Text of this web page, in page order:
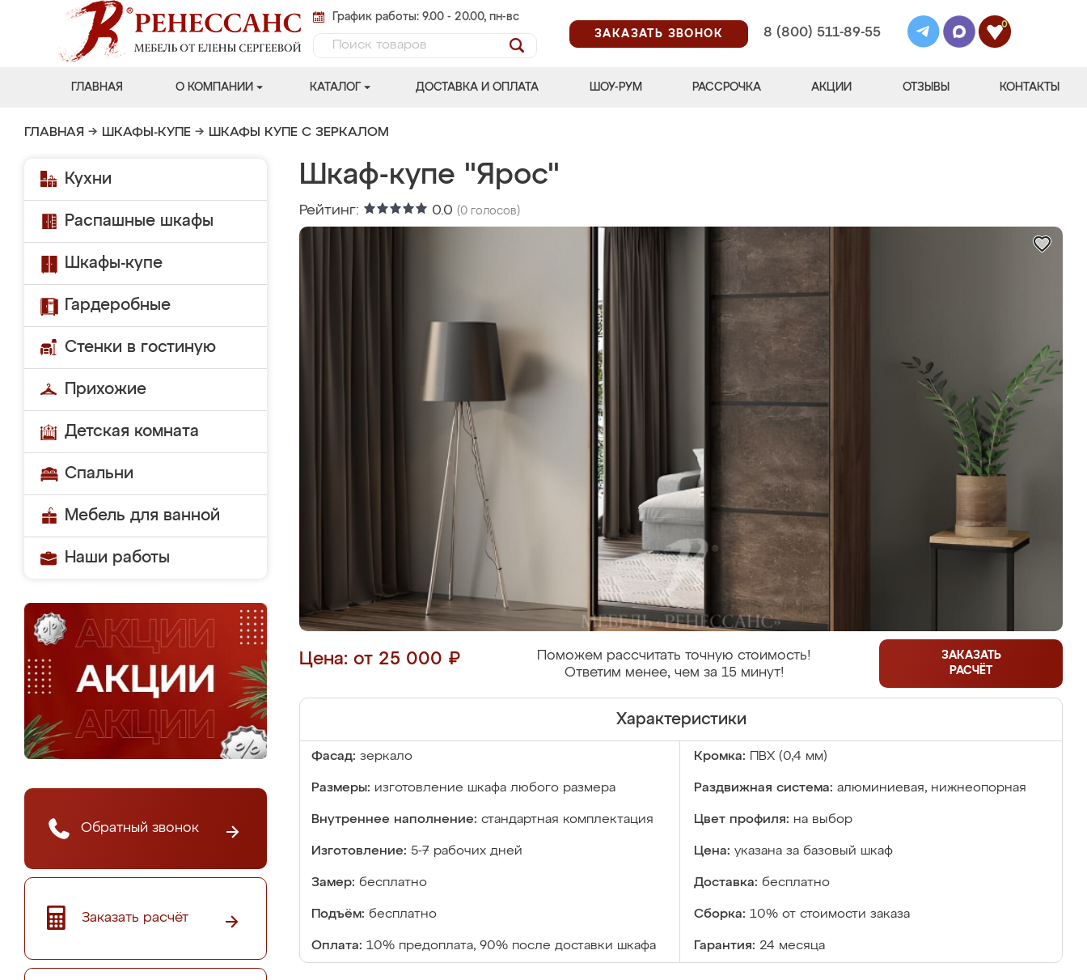
График работы: 9.00 - 20.00, пн-вс
ЗАКАЗАТЬ ЗВОНОК
8 (800) 511-89-55
0
ГЛАВНАЯ О КОМПАНИИ КАТАЛОГ ДОСТАВКА И ОПЛАТА ШОУ-РУМ РАССРОЧКА АКЦИИ ОТЗЫВЫ КОНТАКТЫ
ГЛАВНАЯ → ШКАФЫ-КУПЕ → ШКАФЫ КУПЕ С ЗЕРКАЛОМ
Кухни
Распашные шкафы
Шкафы-купе
Гардеробные
Стенки в гостиную
Прихожие
Детская комната
Спальни
Мебель для ванной
Наши работы
Обратный звонок
Заказать расчёт
Шкаф-купе "Ярос"
Рейтинг: 0.0 (0 голосов)
Цена: от 25 000 ₽
Поможем рассчитать точную стоимость!
Ответим менее, чем за 15 минут!
ЗАКАЗАТЬ
РАСЧЁТ
Характеристики
Фасад: зеркало Кромка: ПВХ (0,4 мм)
Размеры: изготовление шкафа любого размера Раздвижная система: алюминиевая, нижнеопорная
Внутреннее наполнение: стандартная комплектация Цвет профиля: на выбор
Изготовление: 5-7 рабочих дней Цена: указана за базовый шкаф
Замер: бесплатно Доставка: бесплатно
Подъём: бесплатно Сборка: 10% от стоимости заказа
Оплата: 10% предоплата, 90% после доставки шкафа Гарантия: 24 месяца